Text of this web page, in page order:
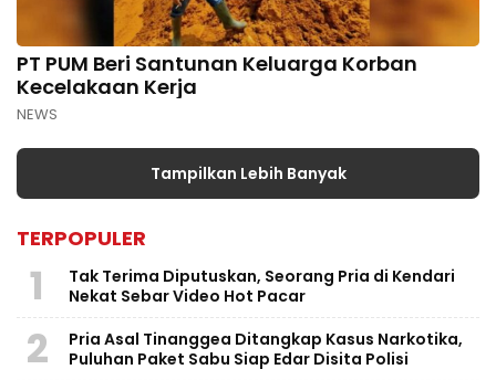
PT PUM Beri Santunan Keluarga Korban
Kecelakaan Kerja
NEWS
Tampilkan Lebih Banyak
TERPOPULER
1
Tak Terima Diputuskan, Seorang Pria di Kendari
Nekat Sebar Video Hot Pacar
2
Pria Asal Tinanggea Ditangkap Kasus Narkotika,
Puluhan Paket Sabu Siap Edar Disita Polisi